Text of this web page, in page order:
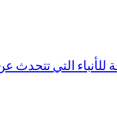
التي تتحدث